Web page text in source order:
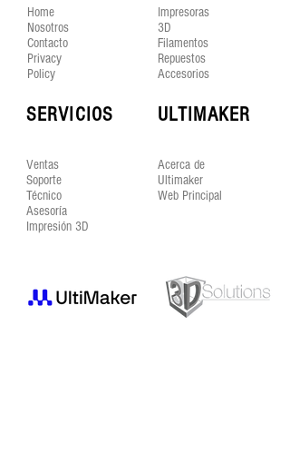
Home
Nosotros
Contacto
Privacy
Policy
SERVICIOS
Ventas
Soporte
Técnico
Asesoría
Impresión 3D
Impresoras
3D
Filamentos
Repuestos
Accesorios
ULTIMAKER
Acerca de
Ultimaker
Web Principal